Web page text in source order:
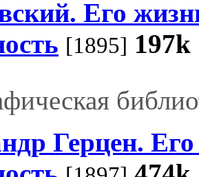
Его
[1895] 197k
Герцен.